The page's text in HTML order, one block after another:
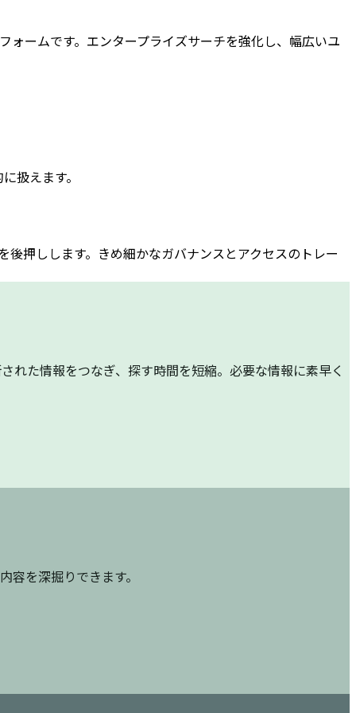
ームです。エンタープライズサーチを強化し、幅広いユ
扱えます。
押しします。きめ細かなガバナンスとアクセスのトレー
れた情報をつなぎ、探す時間を短縮。必要な情報に素早く
を深掘りできます。